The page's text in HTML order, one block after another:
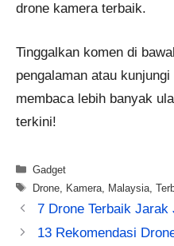
drone kamera terbaik.
Tinggalkan komen di
pengalaman atau kunjungi
membaca lebih banyak
terkini!
Categories
Gadget
Tags
Drone, Kamera, Malaysia,
7 Drone Terbaik
13 Rekomendasi